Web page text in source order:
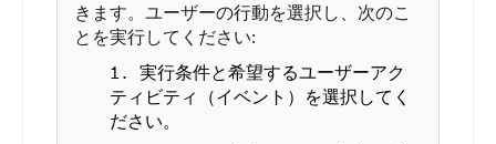
きます。ユーザーの行動を選択し、次のこ
とを実行してください:
実行条件と希望するユーザーアク
ティビティ（イベント）を選択してく
ださい。